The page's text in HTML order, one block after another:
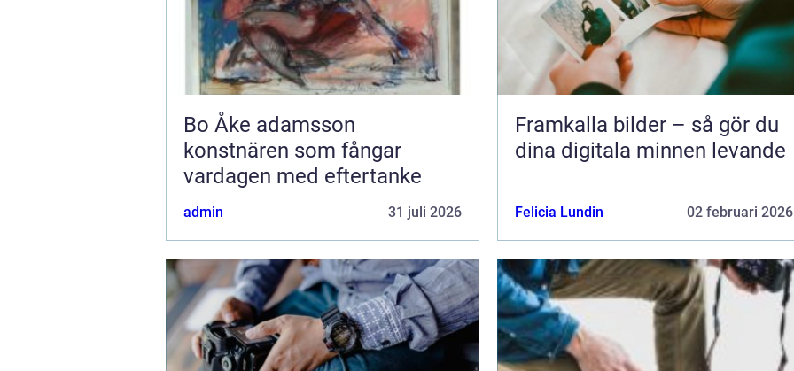
Bo Åke adamsson
konstnären som fångar
vardagen med eftertanke
admin 31 juli 2026
Framkalla bilder – så gör du
dina digitala minnen levande
Felicia Lundin 02 februari 2026